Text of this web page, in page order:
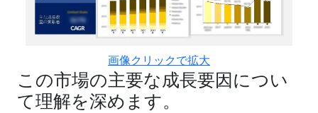
画像クリックで拡大
この市場の主要な成長要因につい
て理解を深めます。